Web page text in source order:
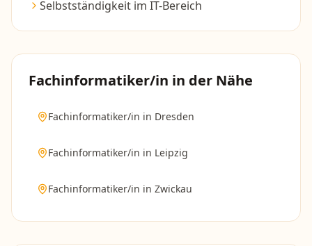
Selbstständigkeit im IT-Bereich
Fachinformatiker/in in der Nähe
Fachinformatiker/in in Dresden
Fachinformatiker/in in Leipzig
Fachinformatiker/in in Zwickau